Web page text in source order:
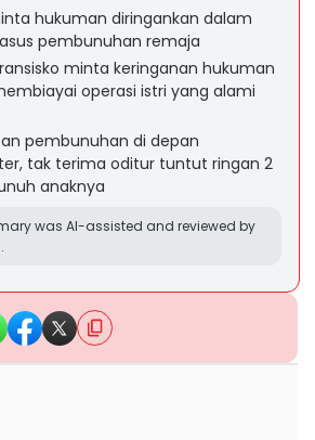
hukuman diringankan dalam
pembunuhan remaja
minta keringanan hukuman
operasi istri yang alami
pembunuhan di depan
tak terima oditur tuntut ringan 2
anaknya
was AI-assisted and reviewed by